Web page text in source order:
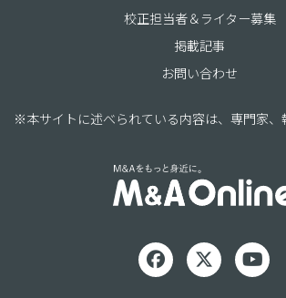
校正担当者＆ライター募集
掲載記事
お問い合わせ
※本サイトに述べられている内容は、専門家、